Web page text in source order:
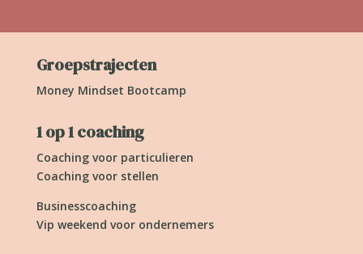
Groepstrajecten
Money Mindset Bootcamp
1 op 1 coaching
Coaching voor particulieren
Coaching voor stellen
Businesscoaching
Vip weekend voor ondernemers